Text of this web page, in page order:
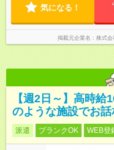
気になる！
掲載元企業名 株式
【週2日～】高時
のような施設でお
派遣 ブランクOK WEB登